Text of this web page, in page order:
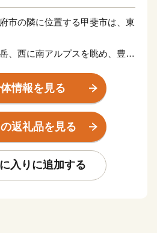
市の隣に位置する甲斐市は、東
、西に南アルプスを眺め、豊か
景を愛で、大地の恵みをいただ
々の暮らしを謳歌しています。
順次発送となります。お礼品の
ので、ご注意ください（※１、
情報を見る
返礼品を見る
入りに追加する